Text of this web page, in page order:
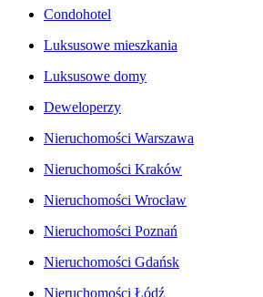
Condohotel
Luksusowe mieszkania
Luksusowe domy
Deweloperzy
Nieruchomości Warszawa
Nieruchomości Kraków
Nieruchomości Wrocław
Nieruchomości Poznań
Nieruchomości Gdańsk
Nieruchomości Łódź